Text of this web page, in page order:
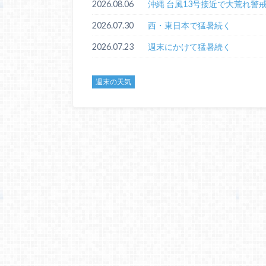
2026.08.06 沖縄 台風13号接近で大荒れ警
2026.07.30 西・東日本で猛暑続く
2026.07.23 週末にかけて猛暑続く
週末の天気